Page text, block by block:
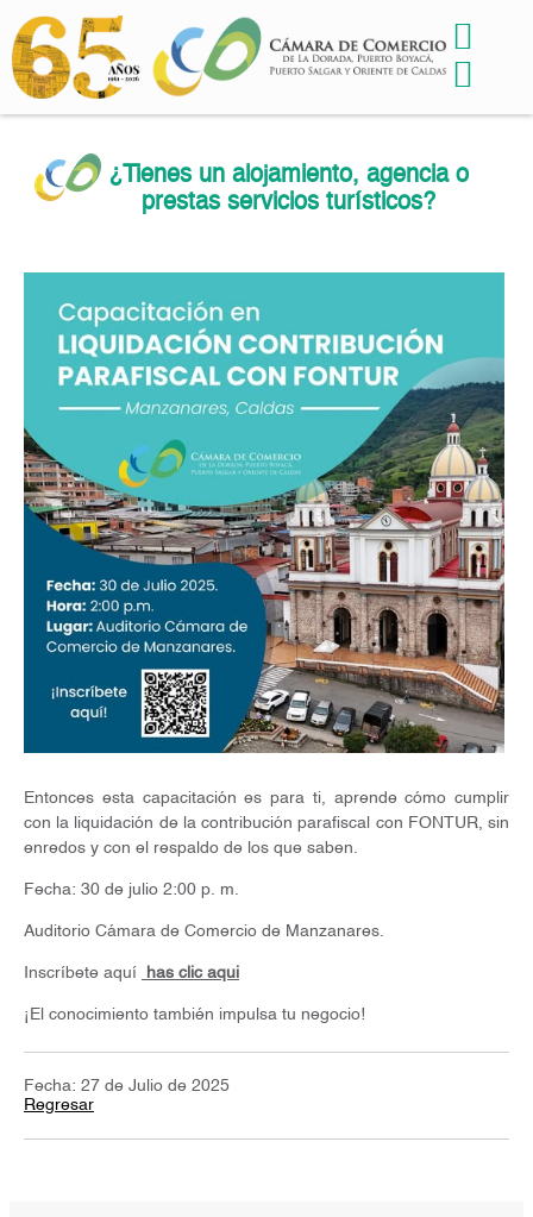
¿Tienes un alojamiento, agencia o
prestas servicios turísticos?
Entonces esta capacitación es para ti, aprende cómo cumplir
con la liquidación de la contribución parafiscal con FONTUR, sin
enredos y con el respaldo de los que saben.
Fecha: 30 de julio 2:00 p. m.
Auditorio Cámara de Comercio de Manzanares.
Inscríbete aquí has clic aqui
¡El conocimiento también impulsa tu negocio!
Fecha: 27 de Julio de 2025
Regresar